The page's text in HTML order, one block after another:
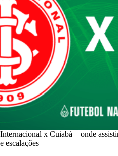
Internacional x Cuiabá – onde
e escalações